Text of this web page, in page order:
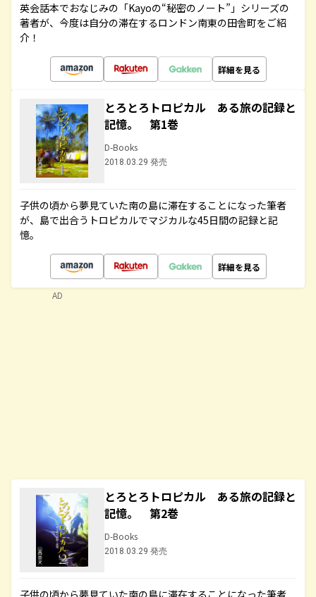
英会話本でおなじみの「Kayoの“秘密のノート”」シリーズの
著者が、今度は自分の滞在するロンドン南東の田舎町をご紹
介！
詳細を見る
とろとろトロピカル ある旅の記録と
記憶。 第1巻
D-Books
2018.03.29 発売
子供の頃から夢見ていた南の島に滞在することになった筆者
が、島で出合うトロピカルでマジカルな45日間の記録と記
憶。
詳細を見る
とろとろトロピカル ある旅の記録と
記憶。 第2巻
D-Books
2018.03.29 発売
子供の頃から夢見ていた南の島に滞在することになった筆者
AD